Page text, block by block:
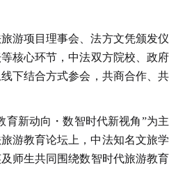
游项目理事会、法方文凭颁发仪
核心环节，中法双方院校、政府
下结合方式参会，共商合作、共
育新动向・数智时代新视角”为主
游教育论坛上，中法知名文旅学
师生共同围绕数智时代旅游教育